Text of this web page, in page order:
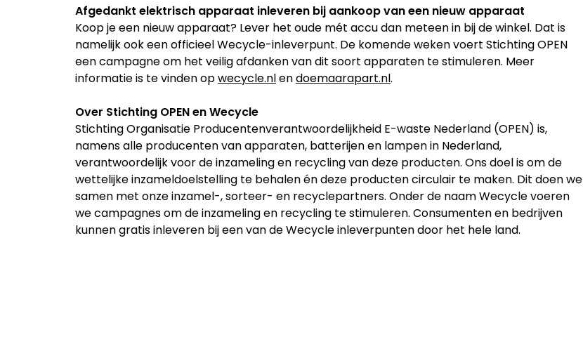
Afgedankt elektrisch apparaat inleveren bij aankoop van een nieuw apparaat
Koop je een nieuw apparaat? Lever het oude mét accu dan meteen in bij de winkel. Dat is
namelijk ook een officieel Wecycle-inleverpunt. De komende weken voert Stichting OPEN
een campagne om het veilig afdanken van dit soort apparaten te stimuleren. Meer
informatie is te vinden opwecycle.nlendoemaarapart.nl.
Over Stichting OPEN en Wecycle
Stichting Organisatie Producentenverantwoordelijkheid E-waste Nederland (OPEN) is,
namens alle producenten van apparaten, batterijen en lampen in Nederland,
verantwoordelijk voor de inzameling en recycling van deze producten. Ons doel is om de
wettelijke inzameldoelstelling te behalen én deze producten circulair te maken. Dit doen we
samen met onze inzamel-, sorteer- en recyclepartners. Onder de naam Wecycle voeren
we campagnes om de inzameling en recycling te stimuleren. Consumenten en bedrijven
kunnen gratis inleveren bij een van de Wecycle inleverpunten door het hele land.